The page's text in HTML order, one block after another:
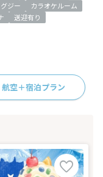
ジー
カラオケルーム
送迎有り
航空＋宿泊プラン